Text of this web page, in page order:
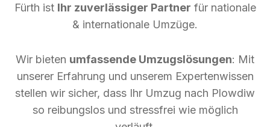
Fürth ist Ihr zuverlässiger Partner für nationale
& internationale Umzüge.
Wir bieten umfassende Umzugslösungen: Mit
unserer Erfahrung und unserem Expertenwissen
stellen wir sicher, dass Ihr Umzug nach Plowdiw
so reibungslos und stressfrei wie möglich